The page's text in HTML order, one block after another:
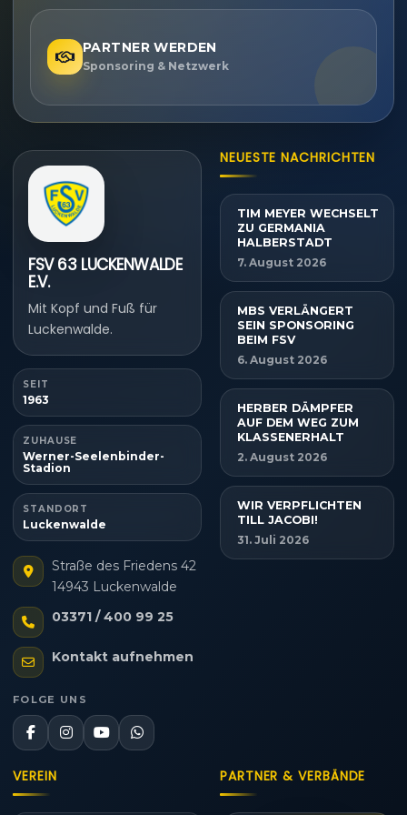
PARTNER WERDEN
Sponsoring & Netzwerk
FSV 63 LUCKENWALDE
E.V.
Mit Kopf und Fuß für
Luckenwalde.
SEIT
1963
ZUHAUSE
Werner-Seelenbinder-
Stadion
STANDORT
Luckenwalde
Straße des Friedens 42
14943 Luckenwalde
03371 / 400 99 25
Kontakt aufnehmen
FOLGE UNS
NEUESTE NACHRICHTEN
TIM MEYER WECHSELT
ZU GERMANIA
HALBERSTADT
7. August 2026
MBS VERLÄNGERT
SEIN SPONSORING
BEIM FSV
6. August 2026
HERBER DÄMPFER
AUF DEM WEG ZUM
KLASSENERHALT
2. August 2026
WIR VERPFLICHTEN
TILL JACOBI!
31. Juli 2026
VEREIN PARTNER & VERBÄNDE